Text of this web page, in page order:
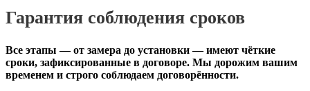
Гарантия соблюдения сроков
Все этапы — от замера до установки — имеют чёткие
сроки, зафиксированные в договоре. Мы дорожим вашим
временем и строго соблюдаем договорённости.